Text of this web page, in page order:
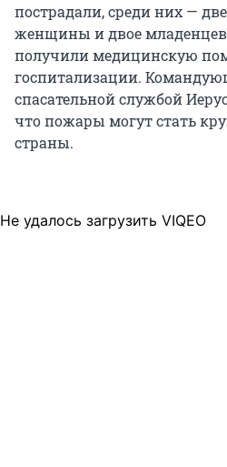
пострадали, среди них —
женщины и двое
получили медицинскую
госпитализации.
спасательной службой
что пожары могут стать
страны.
Не удалось загрузить VIQEO